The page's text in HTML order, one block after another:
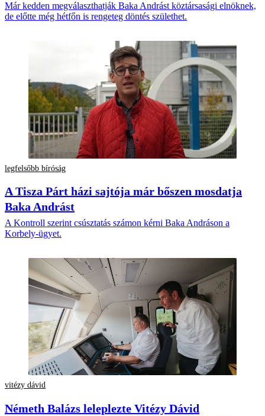
Már kedden megválaszthatják Baka Andrást köztársasági elnöknek,
de előtte még hétfőn is rengeteg döntés születhet.
legfelsőbb bíróság
A Tisza Párt házi sajtója már bőszen mosdatja
Baka Andrást
A Kontroll szerint csúsztatás számon kérni Baka Andráson a
Korbely-ügyet.
vitézy dávid
Németh Balázs leleplezte Vitézy Dávid